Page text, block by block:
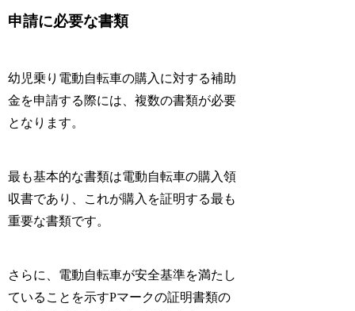
申請に必要な書類
幼児乗り電動自転車の購入に対する補助
金を申請する際には、複数の書類が必要
となります。
最も基本的な書類は電動自転車の購入領
収書であり、これが購入を証明する最も
重要な書類です。
さらに、電動自転車が安全基準を満たし
ていることを示すPマークの証明書類の